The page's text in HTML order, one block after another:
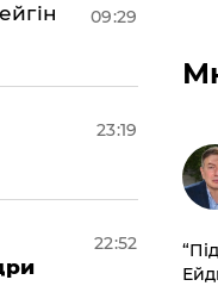
09:29
23:19
22:52